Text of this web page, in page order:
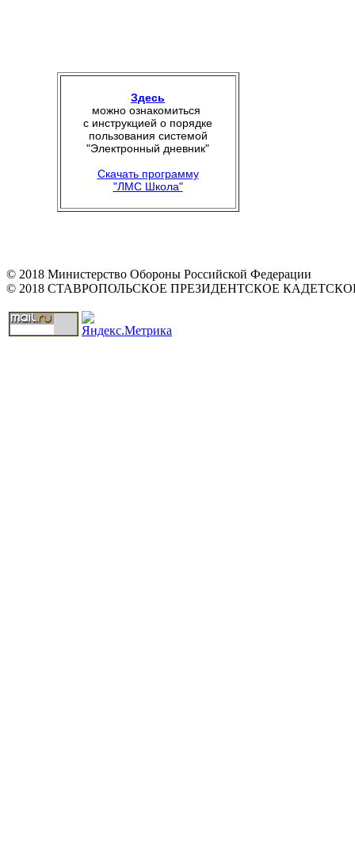
Здесь
можно ознакомиться
с инструкцией о порядке
пользования системой
"Электронный дневник"
Скачать программу
"ЛМС Школа"
© 2018 Министерство Обороны Российской Федерации
© 2018 СТАВРОПОЛЬСКОЕ ПРЕЗИДЕНТСКОЕ